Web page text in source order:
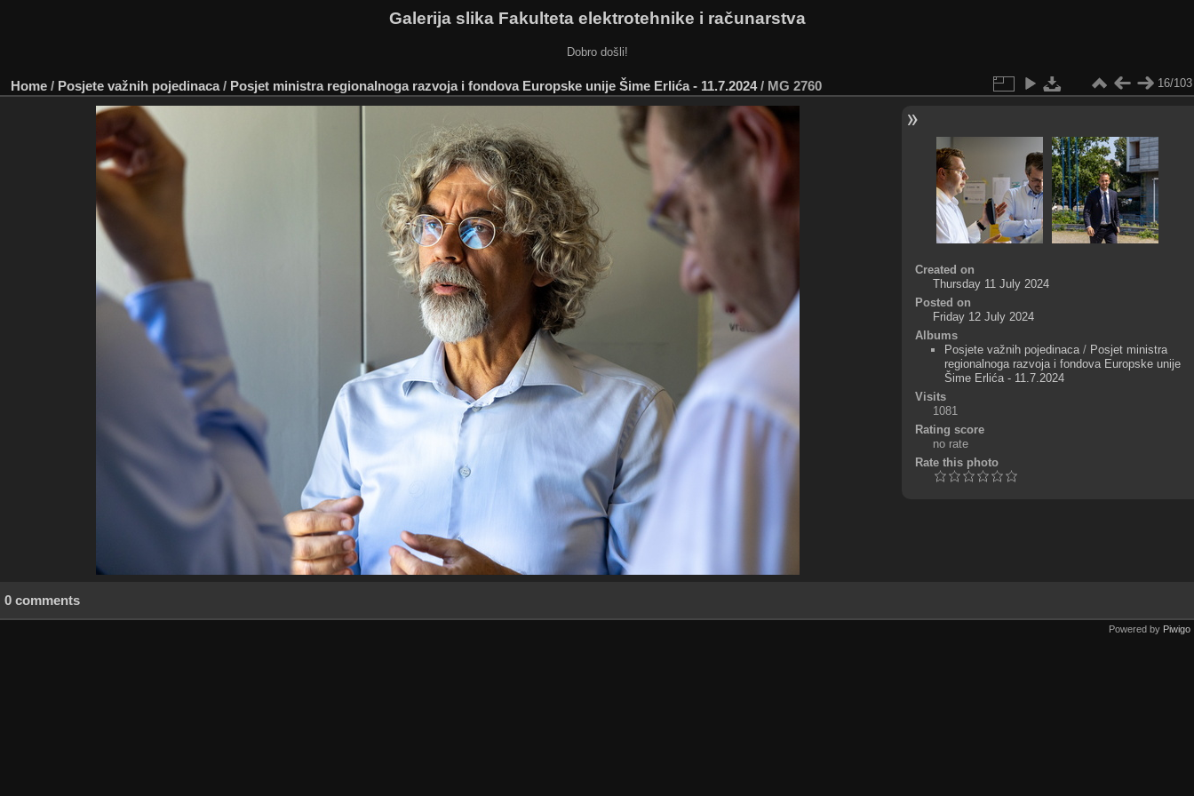
Galerija slika Fakulteta elektrotehnike i računarstva
Dobro došli!
Home / Posjete važnih pojedinaca/ Posjet ministra regionalnoga razvoja i fondova Europske unije Šime Erlića - 11.7.2024/ MG 2760 16/103
Created on
Thursday 11 July 2024
Posted on
Friday 12 July 2024
Albums
Posjete važnih pojedinaca/ Posjet ministra
regionalnoga razvoja i fondova Europske unije
Šime Erlića - 11.7.2024
Visits
1081
Rating score
no rate
Rate this photo
0 comments
Powered by Piwigo